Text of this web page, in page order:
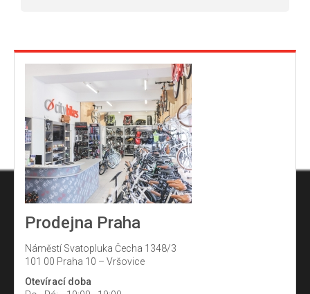
Prodejna Praha
Náměstí Svatopluka Čecha 1348/3
101 00 Praha 10 – Vršovice
Otevírací doba